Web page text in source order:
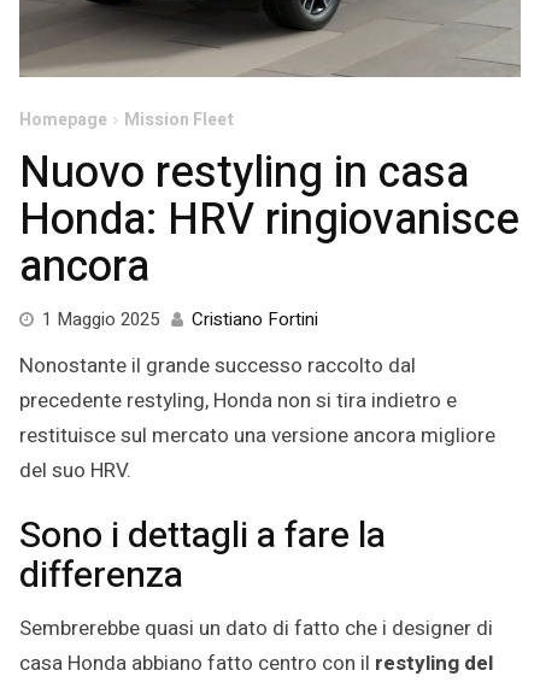
Homepage Mission Fleet
Nuovo restyling in casa
Honda: HRV ringiovanisce
ancora
1 Maggio 2025 Cristiano Fortini
Nonostante il grande successo raccolto dal
precedente restyling, Honda non si tira indietro e
restituisce sul mercato una versione ancora migliore
del suo HRV.
Sono i dettagli a fare la
differenza
Sembrerebbe quasi un dato di fatto che i designer di
casa Honda abbiano fatto centro con il restyling del